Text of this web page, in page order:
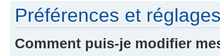
Préférences et
Comment puis-je modifier